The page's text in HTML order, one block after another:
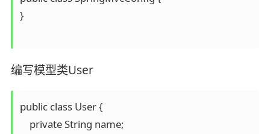
}
编写模型类User
public class User {
    private String name;